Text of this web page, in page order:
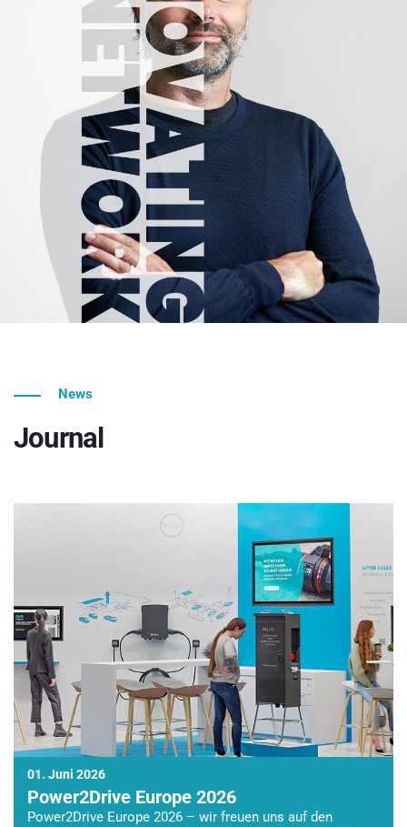
News
Journal
01. Juni 2026
Power2Drive Europe 2026
Power2Drive Europe 2026 – wir freuen uns auf den